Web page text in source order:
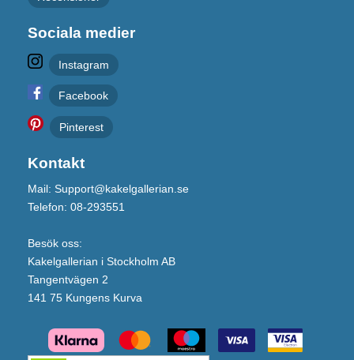
Sociala medier
Instagram
Facebook
Pinterest
Kontakt
Mail: Support@kakelgallerian.se
Telefon: 08-293551
Besök oss:
Kakelgallerian i Stockholm AB
Tangentvägen 2
141 75 Kungens Kurva